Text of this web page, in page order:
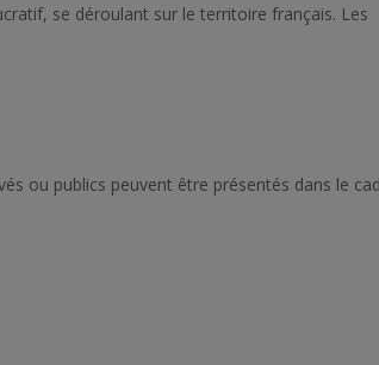
se déroulant sur le territoire français. Les
ou publics peuvent être présentés dans le